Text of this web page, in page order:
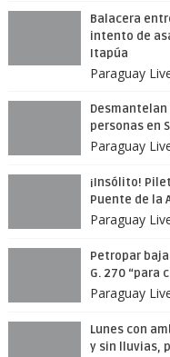
Balacera
intento de
Itapúa
Paraguay
personas en
Paraguay
¡Insólito!
Puente de la
Paraguay
Petropar
G. 270 “para
Paraguay
Lunes con
y sin lluvias,